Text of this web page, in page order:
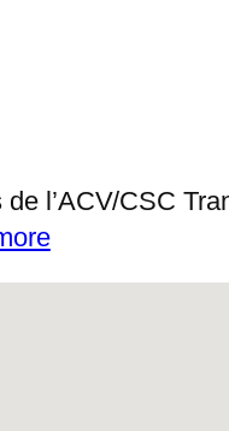
l’ACV/CSC
: